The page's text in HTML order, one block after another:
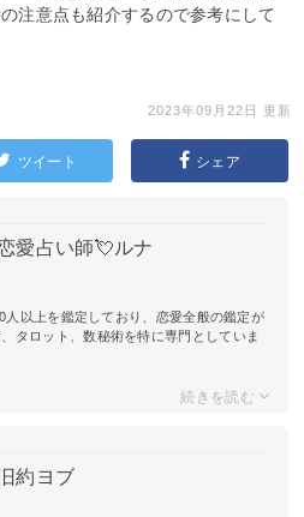
注意点も紹介するので参考にして
2023年09月22日 更新
ツイート シェア
愛占い師💘ルナ
人以上を鑑定しており、恋愛全般の鑑定が
タロット、数秘術を特に専門としていま
約ヨブ